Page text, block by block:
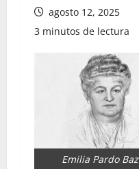
agosto 12, 2025
3 minutos de lectura
Emilia Pardo